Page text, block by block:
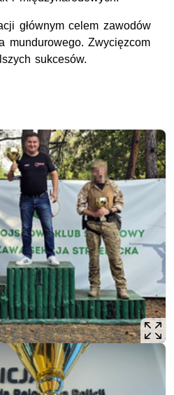
głównym celem zawodów
mundurowego. Zwycięzcom
sukcesów.